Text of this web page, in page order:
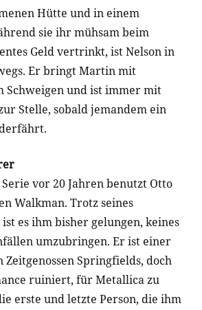
Hütte und in einem
sie ihr mühsam beim
Geld vertrinkt, ist Nelson in
Er bringt Martin mit
Schweigen und ist immer mit
Stelle, sobald jemandem ein
vor 20 Jahren benutzt Otto
Walkman. Trotz seines
es ihm bisher gelungen, keines
umzubringen. Er ist einer
Springfields, doch
ruiniert, für Metallica zu
erste und letzte Person, die ihm